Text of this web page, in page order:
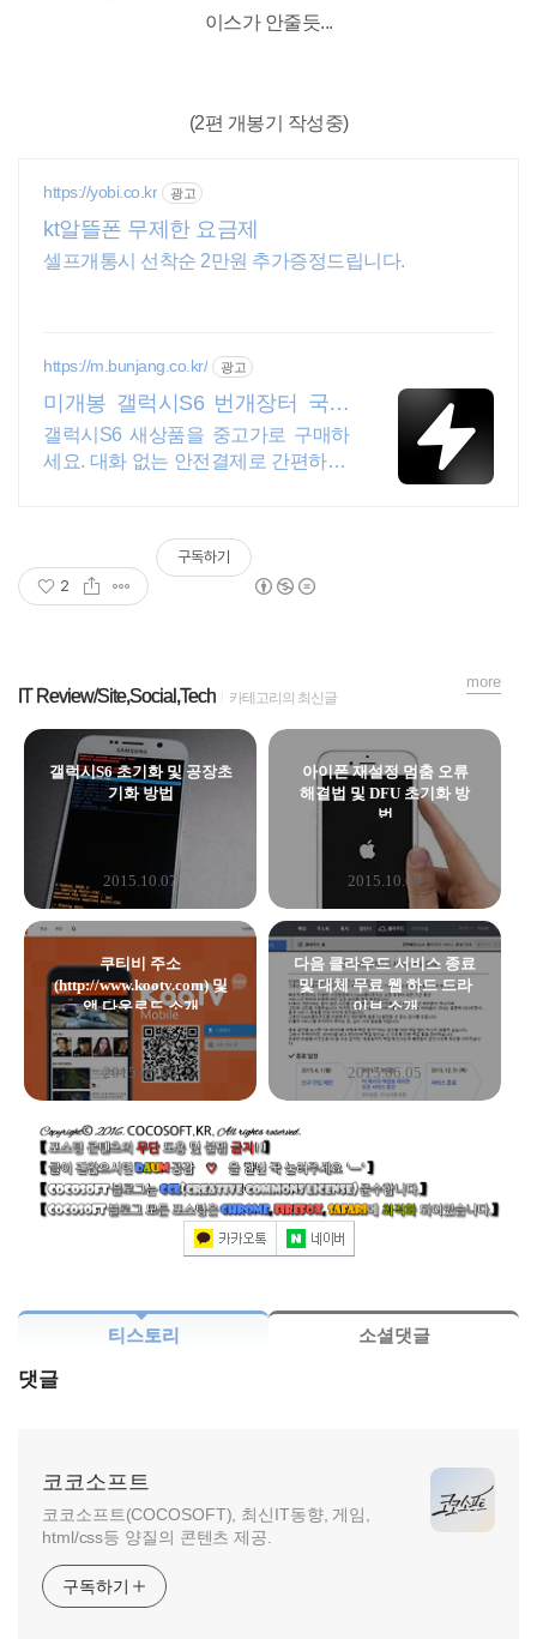
이스가 안줄듯...
(2편 개봉기 작성중)
https://yobi.co.kr 광고
kt알뜰폰 무제한 요금제
셀프개통시 선착순 2만원 추가증정드립니다.
https://m.bunjang.co.kr/ 광고
미개봉 갤럭시S6 번개장터 국내
최대 브랜드 중고거래
갤럭시S6 새상품을 중고가로 구매하
세요. 대화 없는 안전결제로 간편하게!
2
구독하기
IT Review/Site,Social,Tech 카테고리의 최신글
갤럭시S6 초기화 및 공장초
기화 방법
2015.10.07
아이폰 재설정 멈춤 오류
해결법 및 DFU 초기화 방
법
2015.10.06
쿠티비 주소
(http://www.kootv.com) 및
앱 다운로드 소개
2015.06.06
다음 클라우드 서비스 종료
및 대체 무료 웹 하드 드라
이브 소개
2015.06.05
more
티스토리 소셜댓글
댓글
코코소프트
코코소프트(COCOSOFT), 최신IT동향, 게임,
html/css등 양질의 콘텐츠 제공.
구독하기